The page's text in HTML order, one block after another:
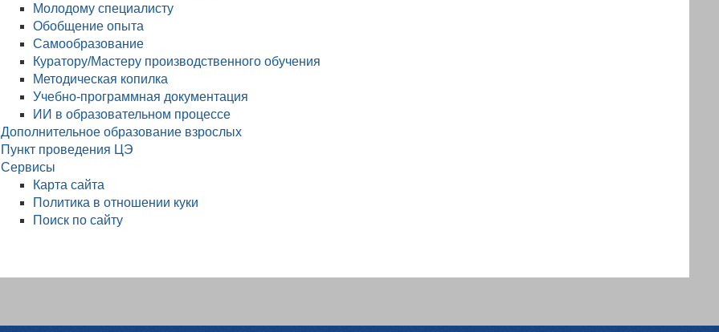
Молодому специалисту
Обобщение опыта
Самообразование
Куратору/Мастеру производственного обучения
Методическая копилка
Учебно-программная документация
ИИ в образовательном процессе
Дополнительное образование взрослых
Пункт проведения ЦЭ
Сервисы
Карта сайта
Политика в отношении куки
Поиск по сайту